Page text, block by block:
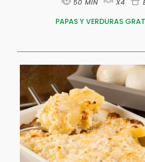
50 MIN X4
PAPAS Y VERDURAS